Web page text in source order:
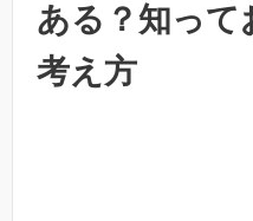
ある？知って
考え方